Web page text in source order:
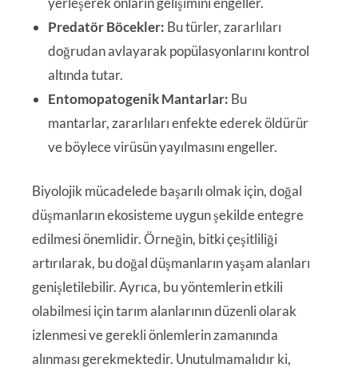
Predatör Böcekler: Bu türler, zararlıları
doğrudan avlayarak popülasyonlarını kontrol
altında tutar.
Entomopatogenik Mantarlar: Bu
mantarlar, zararlıları enfekte ederek öldürür
ve böylece virüsün yayılmasını engeller.
Biyolojik mücadelede başarılı olmak için, doğal
düşmanların ekosisteme uygun şekilde entegre
edilmesi önemlidir. Örneğin, bitki çeşitliliği
artırılarak, bu doğal düşmanların yaşam alanları
genişletilebilir. Ayrıca, bu yöntemlerin etkili
olabilmesi için tarım alanlarının düzenli olarak
izlenmesi ve gerekli önlemlerin zamanında
alınması gerekmektedir. Unutulmamalıdır ki,